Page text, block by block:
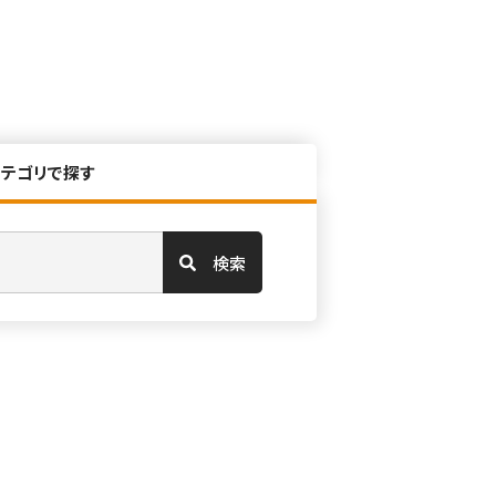
ゴリで探す
検索